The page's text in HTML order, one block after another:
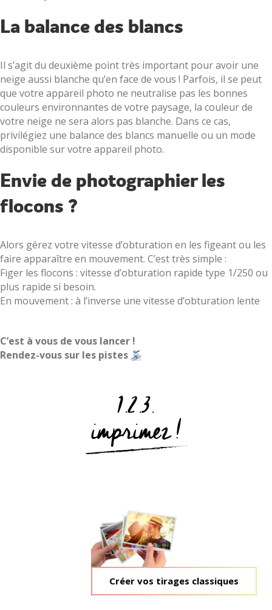
La balance des blancs
Il s’agit du deuxième point très important pour avoir une
neige aussi blanche qu’en face de vous ! Parfois, il se peut
que votre appareil photo ne neutralise pas les bonnes
couleurs environnantes de votre paysage, la couleur de
votre neige ne sera alors pas blanche. Dans ce cas,
privilégiez une balance des blancs manuelle ou un mode
disponible sur votre appareil photo.
Envie de photographier les
flocons ?
Alors gérez votre vitesse d’obturation en les figeant ou les
faire apparaître en mouvement. C’est très simple :
Figer les flocons : vitesse d’obturation rapide type 1/250 ou
plus rapide si besoin.
En mouvement : à l’inverse une vitesse d’obturation lente
C’est à vous de vous lancer !
Rendez-vous sur les pistes
1.2.3.
imprimez !
Créer vos tirages classiques